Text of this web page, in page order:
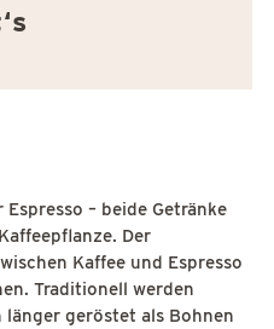
– beide Getränke
Der
Kaffee und Espresso
Traditionell werden
geröstet als Bohnen